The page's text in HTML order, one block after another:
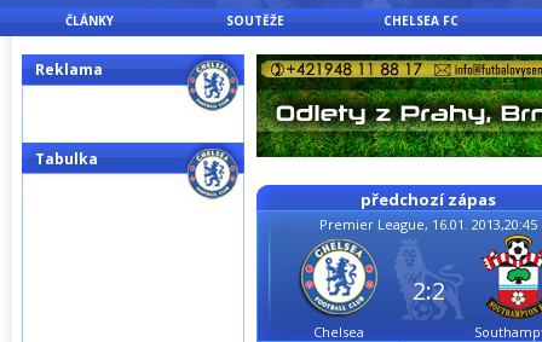
ČLÁNKY SOUTĚŽE CHELSEA FC
předchozí zápas
Premier League, 16.01. 2013,20:45
Chelsea
2:2
Reklama
Tabulka